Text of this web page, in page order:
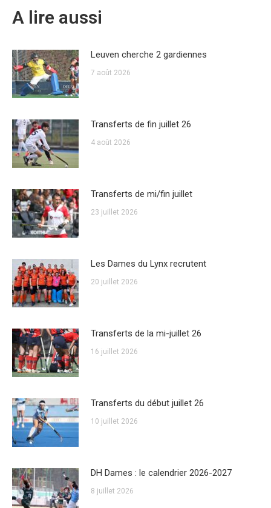
A lire aussi
Leuven cherche 2 gardiennes
7 août 2026
Transferts de fin juillet 26
4 août 2026
Transferts de mi/fin juillet
23 juillet 2026
Les Dames du Lynx recrutent
20 juillet 2026
Transferts de la mi-juillet 26
16 juillet 2026
Transferts du début juillet 26
10 juillet 2026
DH Dames : le calendrier 2026-2027
8 juillet 2026